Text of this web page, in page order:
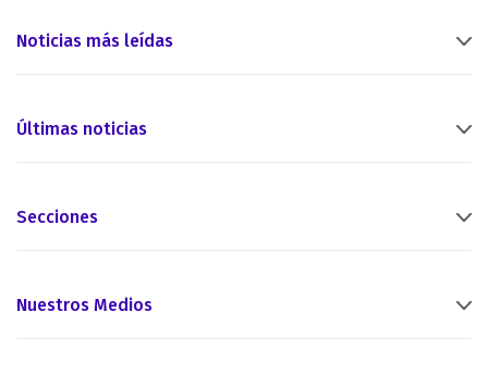
Noticias más leídas
Últimas noticias
Secciones
Nuestros Medios